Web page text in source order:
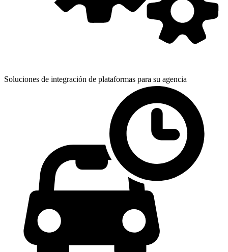
Soluciones de integración de plataformas para su agencia